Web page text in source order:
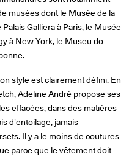
musées dont le Musée de la
Galliera à Paris, le Musée
à New York, le Museu do
style est clairement défini. En
Adeline André propose ses
effacées, dans des matières
d'entoilage, jamais
Il y a le moins de coutures
parce que le vêtement doit